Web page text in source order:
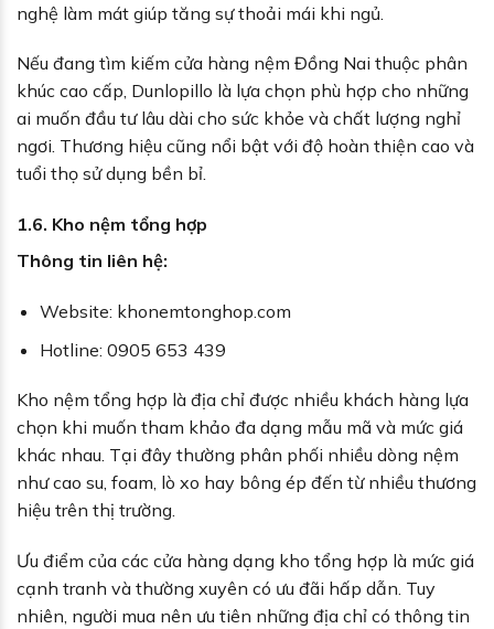
nghệ làm mát giúp tăng sự thoải mái khi ngủ.
Nếu đang tìm kiếm cửa hàng nệm Đồng Nai thuộc phân
khúc cao cấp, Dunlopillo là lựa chọn phù hợp cho những
ai muốn đầu tư lâu dài cho sức khỏe và chất lượng nghỉ
ngơi. Thương hiệu cũng nổi bật với độ hoàn thiện cao và
tuổi thọ sử dụng bền bỉ.
1.6. Kho nệm tổng hợp
Thông tin liên hệ:
Website: khonemtonghop.com
Hotline: 0905 653 439
Kho nệm tổng hợp là địa chỉ được nhiều khách hàng lựa
chọn khi muốn tham khảo đa dạng mẫu mã và mức giá
khác nhau. Tại đây thường phân phối nhiều dòng nệm
như cao su, foam, lò xo hay bông ép đến từ nhiều thương
hiệu trên thị trường.
Ưu điểm của các cửa hàng dạng kho tổng hợp là mức giá
cạnh tranh và thường xuyên có ưu đãi hấp dẫn. Tuy
nhiên, người mua nên ưu tiên những địa chỉ có thông tin